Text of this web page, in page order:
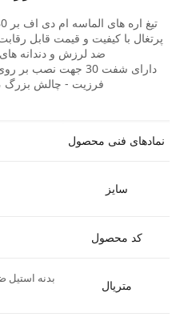
پرتغال با کیفیت و قیمت قابل
ضد لرزش و دندانه های
دارای شفت 30 جهت نصب بر روی تمامی دستگاههای دورکن
فرزیت - چالش بزرگ ،
نمادهای فنی محصول
سایز
کد محصول
متریال
بدنه استیل